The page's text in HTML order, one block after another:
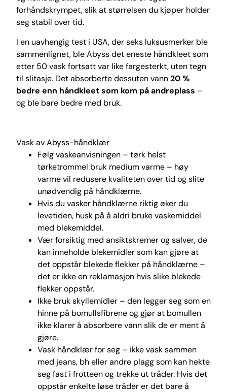
forhåndskrympet, slik at størrelsen du kjøper holder
seg stabil over tid.
I en uavhengig test i USA, der seks luksusmerker ble
sammenlignet, ble Abyss det eneste håndkleet som
etter 50 vask fortsatt var like fargesterkt, uten tegn
til slitasje. Det absorberte dessuten vann20 %
bedre enn håndkleet som kom på andreplass –
og ble bare bedre med bruk.
Vask av Abyss-håndklær
Følg vaskeanvisningen – tørk helst
tørketrommel bruk medium varme – høy
varme vil redusere kvaliteten over tid og slite
unødvendig på håndklærne.
Hvis du vasker håndklærne riktig øker du
levetiden, husk på å aldri bruke vaskemiddel
med blekemiddel.
Vær forsiktig med ansiktskremer og salver, de
kan inneholde blekemidler som kan gjøre at
det oppstår blekede flekker på håndklærne –
det er ikke en reklamasjon hvis slike blekede
flekker oppstår.
Ikke bruk skyllemidler – den legger seg som en
hinne på bomullsfibrene og gjør at bomullen
ikke klarer å absorbere vann slik de er ment å
gjøre.
Vask håndklær for seg – ikke vask sammen
med jeans, bh eller andre plagg som kan hekte
seg fast i frotteen og trekke ut tråder. Hvis det
oppstår enkelte løse tråder er det bare å